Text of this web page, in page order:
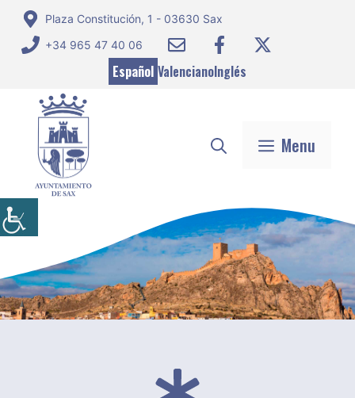
Saltar
contenido
Plaza Constitución, 1 - 03630 Sax
+34 965 47 40 06
Español ValencianoInglés
Menu